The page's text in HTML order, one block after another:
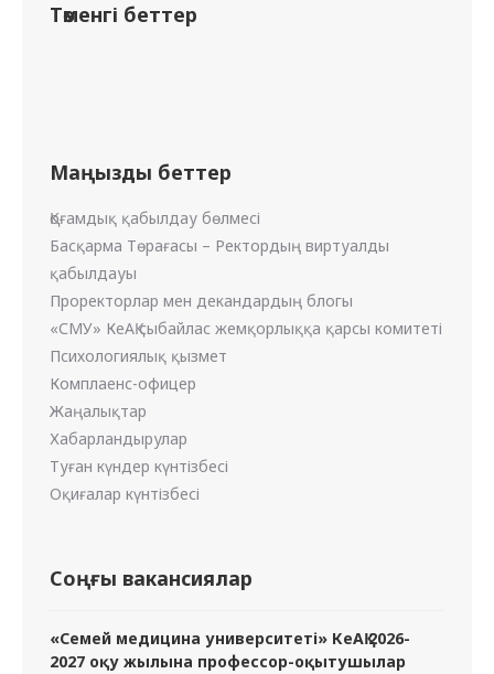
Төменгі беттер
Маңызды беттер
Қоғамдық қабылдау бөлмесі
Басқарма Төрағасы – Ректордың виртуалды
қабылдауы
Проректорлар мен декандардың блогы
«СМУ» КеАҚ сыбайлас жемқорлыққа қарсы комитеті
Психологиялық қызмет
Комплаенс-офицер
Жаңалықтар
Хабарландырулар
Туған күндер күнтізбесі
Оқиғалар күнтізбесі
Соңғы вакансиялар
«Семей медицина университеті» КеАҚ 2026-
2027 оқу жылына профессор-оқытушылар